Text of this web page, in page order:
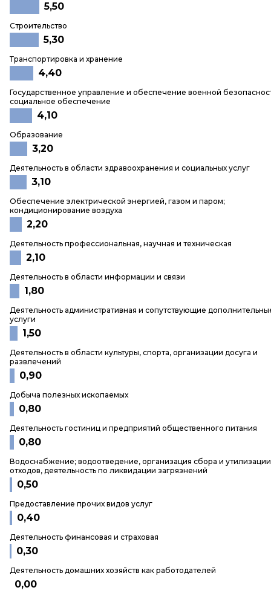
5,50
Строительство
5,30
Транспортировка и хранение
4,40
Государственное управление и обеспечение военной
социальное обеспечение
4,10
Образование
3,20
Деятельность в области здравоохранения и социальных услуг
3,10
Обеспечение электрической энергией, газом и паром;
кондиционирование воздуха
2,20
Деятельность профессиональная, научная и техническая
2,10
Деятельность в области информации и связи
1,80
Деятельность административная и сопутствующие
услуги
1,50
Деятельность в области культуры, спорта, организации досуга и
развлечений
0,90
Добыча полезных ископаемых
0,80
Деятельность гостиниц и предприятий общественного питания
0,80
Водоснабжение; водоотведение, организация сбора и утилизации
отходов, деятельность по ликвидации загрязнений
0,50
Предоставление прочих видов услуг
0,40
Деятельность финансовая и страховая
0,30
Деятельность домашних хозяйств как работодателей
0,00